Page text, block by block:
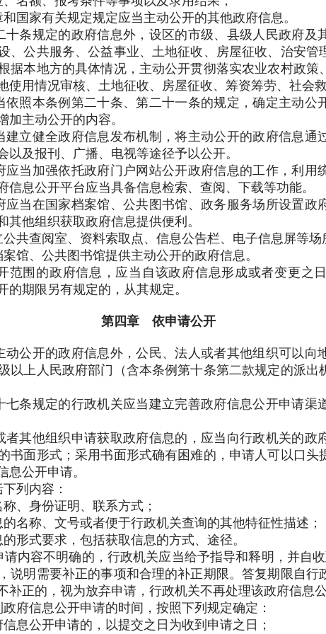
国家有关规定规定应当主动公开的其他政府信息。
条规定的政府信息外，设区的市级、县级人民政府及
、公共服务、公益事业、土地征收、房屋征收、治安管
据本地方的具体情况，主动公开贯彻落实农业农村政策
使用情况审核、土地征收、房屋征收、筹资筹劳、社会
照本条例第二十条、第二十一条的规定，确定主动公
主动公开的内容。
立健全政府信息发布机制，将主动公开的政府信息通
及报刊、广播、电视等途径予以公开。
当加强依托政府门户网站公开政府信息的工作，利用
信息公开平台应当具备信息检索、查阅、下载等功能。
当在国家档案馆、公共图书馆、政务服务场所设置政
他组织获取政府信息提供便利。
共查阅室、资料索取点、信息公告栏、电子信息屏等场
馆、公共图书馆提供主动公开的政府信息。
围的政府信息，应当自该政府信息形成或者变更之
期限另有规定的，从其规定。
第四章 依申请公开
公开的政府信息外，公民、法人或者其他组织可以向
以上人民政府部门（含本条例第十条第二款规定的派出
条规定的行政机关应当建立完善政府信息公开申请渠
其他组织申请获取政府信息的，应当向行政机关的政
书面形式；采用书面形式确有困难的，申请人可以口头
息公开申请。
列内容：
、身份证明、联系方式；
名称、文号或者便于行政机关查询的其他特征性描述；
形式要求，包括获取信息的方式、途径。
内容不明确的，行政机关应当给予指导和释明，并自
说明需要补正的事项和合理的补正期限。答复期限自行
补正的，视为放弃申请，行政机关不再处理该政府信息公
府信息公开申请的时间，按照下列规定确定：
息公开申请的，以提交之日为收到申请之日；